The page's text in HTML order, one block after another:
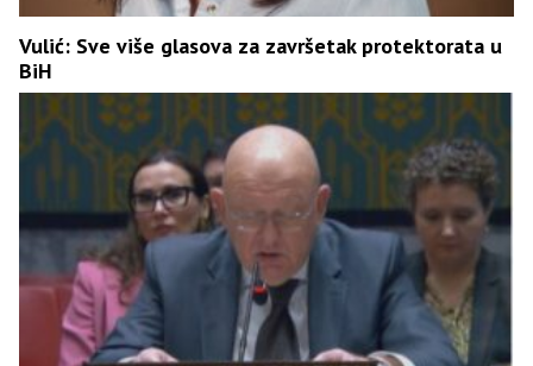
Vulić: Sve više glasova za završetak protektorata u
BiH